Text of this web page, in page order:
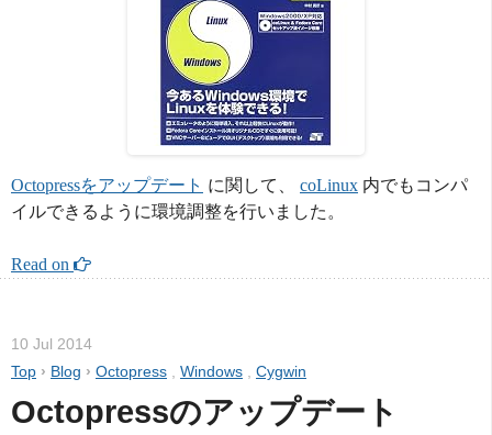
Octopressをアップデート に関して、 coLinux 内でもコンパ
イルできるように環境調整を行いました。
Read on
10 Jul 2014
Top › Blog › Octopress Windows Cygwin
Octopressのアップデート